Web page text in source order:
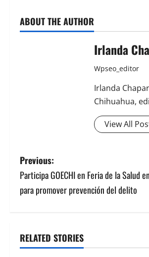
ABOUT THE AUTHOR
Irlanda
Wpseo_editor
Irlanda
Chihuahua,
View All
P
o
n
Previous:
Participa GOECHI en Feria de la Salud
para promover prevención del delito
RELATED STORIES